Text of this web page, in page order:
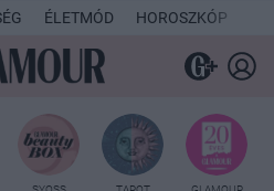
ÉLETMÓD HOROSZKÓP